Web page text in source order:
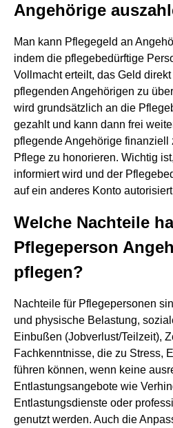
Angehörige
Man kann Pflegegeld an
indem die pflegebedürftige
Vollmacht erteilt, das Geld
pflegenden Angehörigen zu
wird grundsätzlich an die
gezahlt und kann dann frei
pflegende Angehörige finanziell
Pflege zu honorieren. Wichtig
informiert wird und der
auf ein anderes Konto
Welche Nachteile
Pflegeperson
pflegen?
Nachteile für Pflegepersonen
und physische Belastung,
Einbußen (Jobverlust/Teilzeit),
Fachkenntnisse, die zu Stress,
führen können, wenn keine
Entlastungsangebote wie
Entlastungsdienste oder
genutzt werden. Auch die